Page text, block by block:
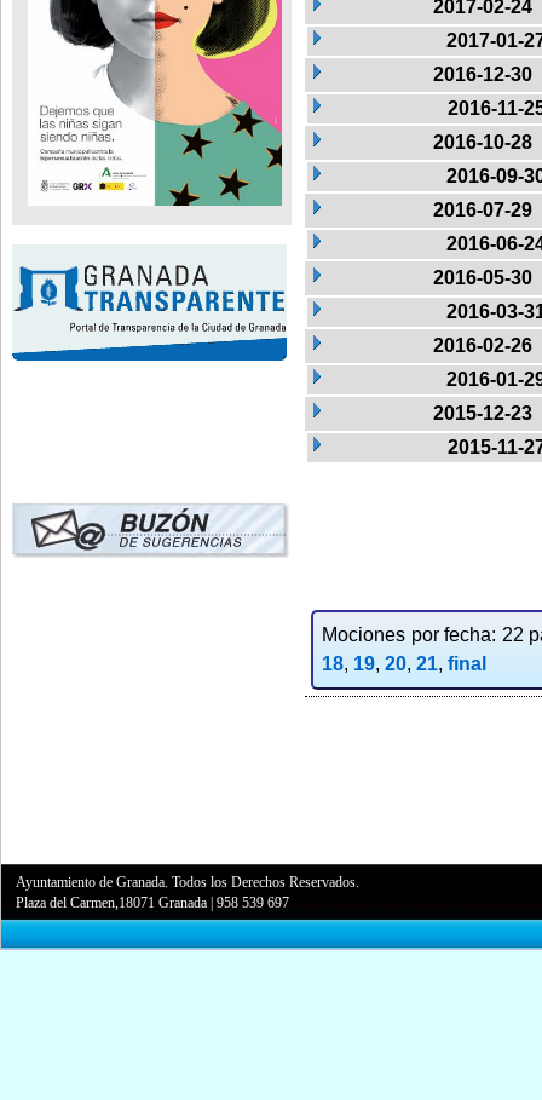
2017-02-24
2017-01-
2016-12-30
2016-11-
2016-10-28
2016-09-
2016-07-29
2016-06-
2016-05-30
2016-03-
2016-02-26
2016-01-
2015-12-23
2015-11-
Mociones por fecha: 22
18, 19, 20, 21, final
Ayuntamiento de Granada. Todos los Derechos Reservados.
Plaza del Carmen,18071 Granada |958 539 697